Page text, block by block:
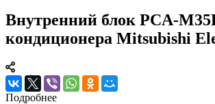
Внутренний блок PCA-
кондиционера Mitsubishi
Подробнее